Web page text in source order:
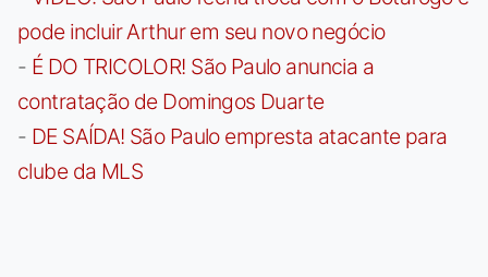
pode incluir Arthur em seu novo negócio
- É DO TRICOLOR! São Paulo anuncia a
contratação de Domingos Duarte
- DE SAÍDA! São Paulo empresta atacante para
clube da MLS